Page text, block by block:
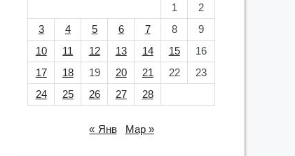
1
2
3
4 5 6 7 8
9
10
11 12 13 14 15
16
17
18 19 20 21 22
23
24
25 26 27 28
« Янв Мар »